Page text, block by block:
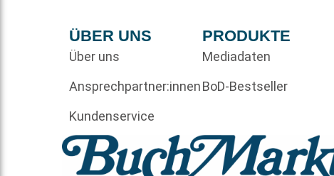
ÜBER UNS
Über uns
Ansprechpartner:innen
Kundenservice
PRODUKTE
Mediadaten
BoD-Bestseller